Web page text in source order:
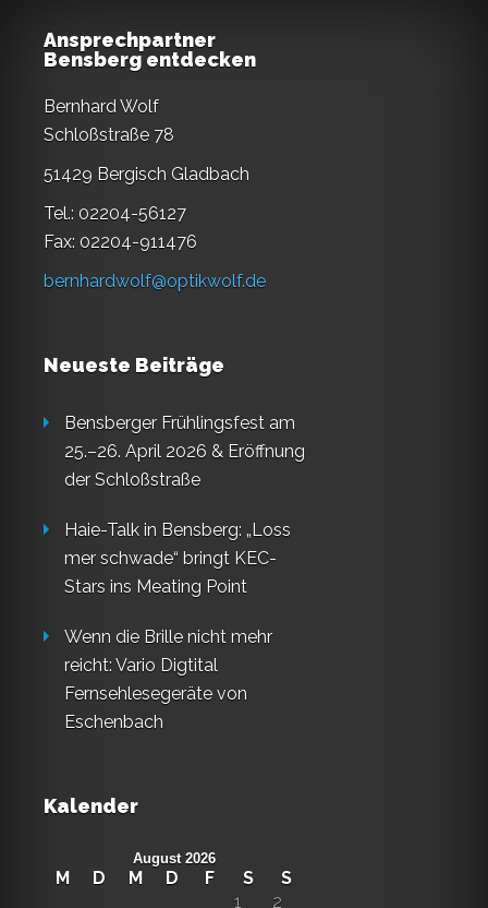
Ansprechpartner
Bensberg entdecken
Bernhard Wolf
Schloßstraße 78
51429 Bergisch Gladbach
Tel.: 02204-56127
Fax: 02204-911476
bernhardwolf@optikwolf.de
Neueste Beiträge
Bensberger Frühlingsfest am
25.–26. April 2026 & Eröffnung
der Schloßstraße
Haie-Talk in Bensberg: „Loss
mer schwade“ bringt KEC-
Stars ins Meating Point
Wenn die Brille nicht mehr
reicht: Vario Digtital
Fernsehlesegeräte von
Eschenbach
Kalender
August 2026
M D M D F S
S
1
2